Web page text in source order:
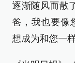
逐渐随风而散
爸，我也要像
想成为和您一